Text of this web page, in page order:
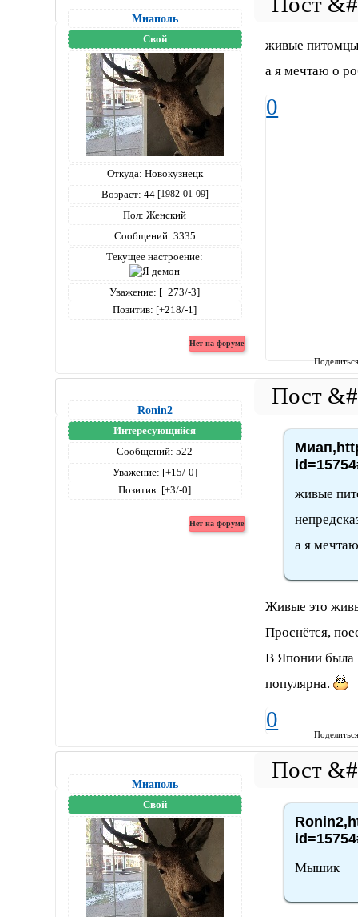
Миаполь
Свой
Откуда: Новокузнецк
Возраст: 44 [1982-01-09]
Пол: Женский
Сообщений: 3335
Текущее настроение:
Уважение: [+273/-3]
Позитив: [+218/-1]
живые питомцы
а я мечтаю о
0
Ronin2
Интересующийся
Сообщений: 522
Уважение: [+15/-0]
Позитив: [+3/-0]
живые
а я
Живые это
Проснётся,
В Японии была
популярна.
0
Миаполь
Свой
Мышик